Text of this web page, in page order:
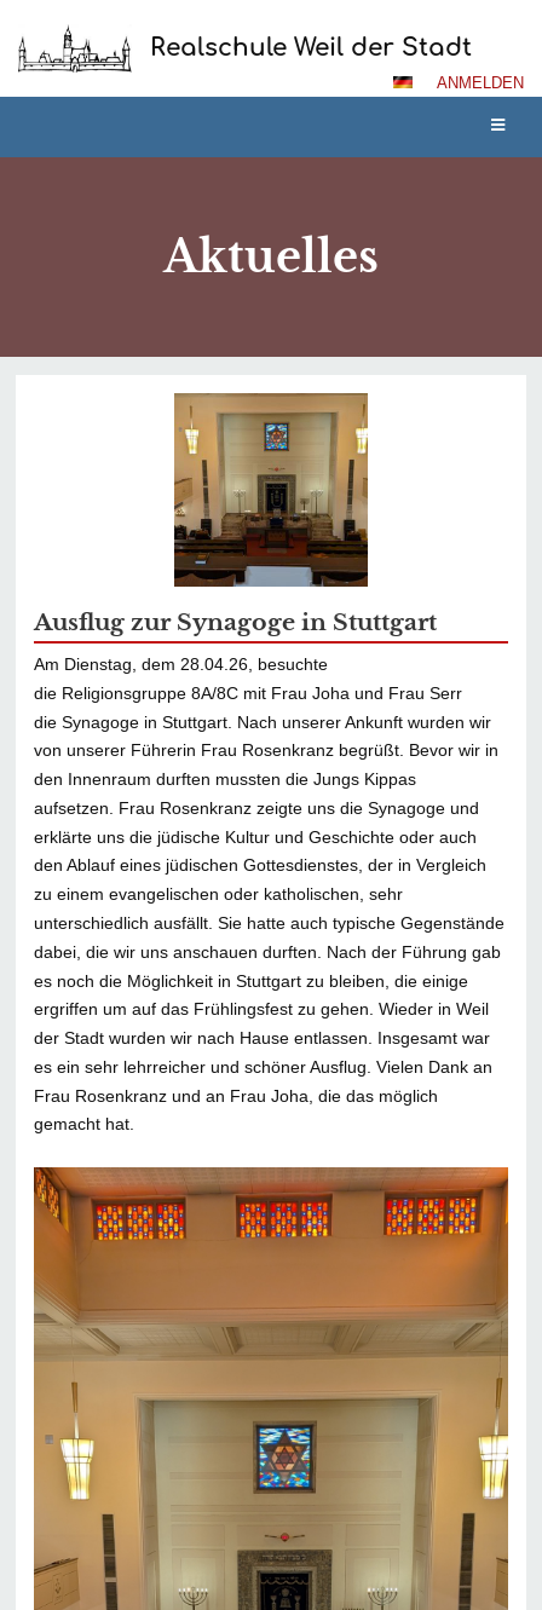
Realschule Weil der Stadt
ANMELDEN
Aktuelles
Ausflug zur Synagoge in Stuttgart
Am Dienstag, dem 28.04.26, besuchte
die Religionsgruppe8A/8C mit Frau Joha und Frau Serr
die Synagoge inStuttgart. Nach unserer Ankunft wurden wir
von unserer Führerin Frau Rosenkranz begrüßt. Bevor wir in
den Innenraum durften mussten die Jungs Kippas
aufsetzen. Frau Rosenkranz zeigte uns die Synagoge und
erklärte unsdie jüdische Kultur und Geschichte oder auch
den Ablaufeines jüdischen Gottesdienstes, der in Vergleich
zu einemevangelischen oder katholischen, sehr
unterschiedlichausfällt. Sie hatte auch typische Gegenstände
dabei, die wir uns anschauen durften. Nach der Führung gab
es noch die Möglichkeit in Stuttgart zu bleiben, die einige
ergriffen umauf das Frühlingsfest zu gehen. Wieder in Weil
der Stadtwurden wir nach Hause entlassen. Insgesamt war
es einsehr lehrreicher und schöner Ausflug. Vielen Dank an
Frau Rosenkranz und an Frau Joha, die das möglich
gemacht hat.